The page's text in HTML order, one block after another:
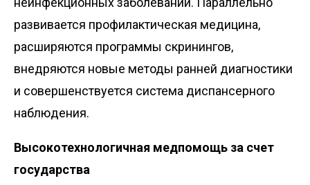
развивается профилактическая медицина,
расширяются программы скринингов,
внедряются новые методы ранней диагностики
и совершенствуется система диспансерного
наблюдения.
Высокотехнологичная медпомощь за счет
государства